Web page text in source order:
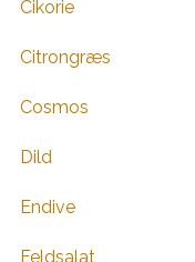
Cikorie
Citrongræs
Cosmos
Dild
Endive
Feldsalat